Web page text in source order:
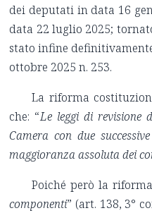
dei deputati in data 16
data 22 luglio 2025;
stato infine
ottobre 2025 n. 253.
La riforma
che: “Le leggi di revisione
Camera con due
maggioranza assoluta dei
Poiché però la
componenti” (art. 138, 3°